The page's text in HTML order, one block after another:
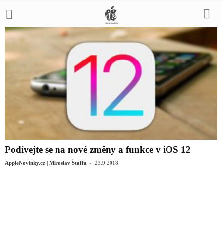
Podívejte se na nové změny a funkce v iOS 12
AppleNovinky.cz | Miroslav Štaffa - 23.9.2018